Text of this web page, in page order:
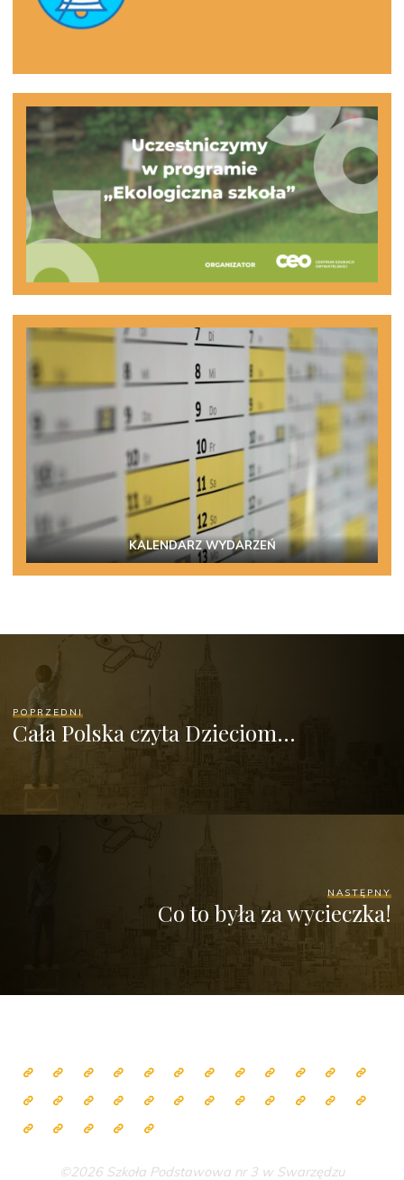
KALENDARZ WYDARZEŃ
POPRZEDNI
Cała Polska czyta Dzieciom…
NASTĘPNY
Co to była za wycieczka!
©2026 Szkoła Podstawowa nr 3 w Swarzędzu